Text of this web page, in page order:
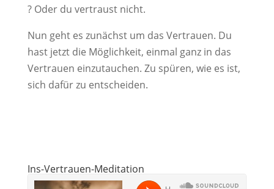
? Oder du vertraust nicht.
Nun geht es zunächst um das Vertrauen. Du
hast jetzt die Möglichkeit, einmal ganz in das
Vertrauen einzutauchen. Zu spüren, wie es ist,
sich dafür zu entscheiden.
Ins-Vertrauen-Meditation